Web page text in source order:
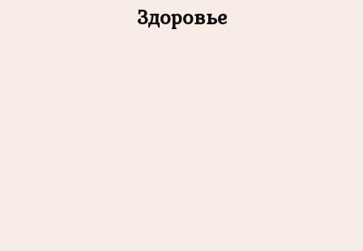
Здоровье